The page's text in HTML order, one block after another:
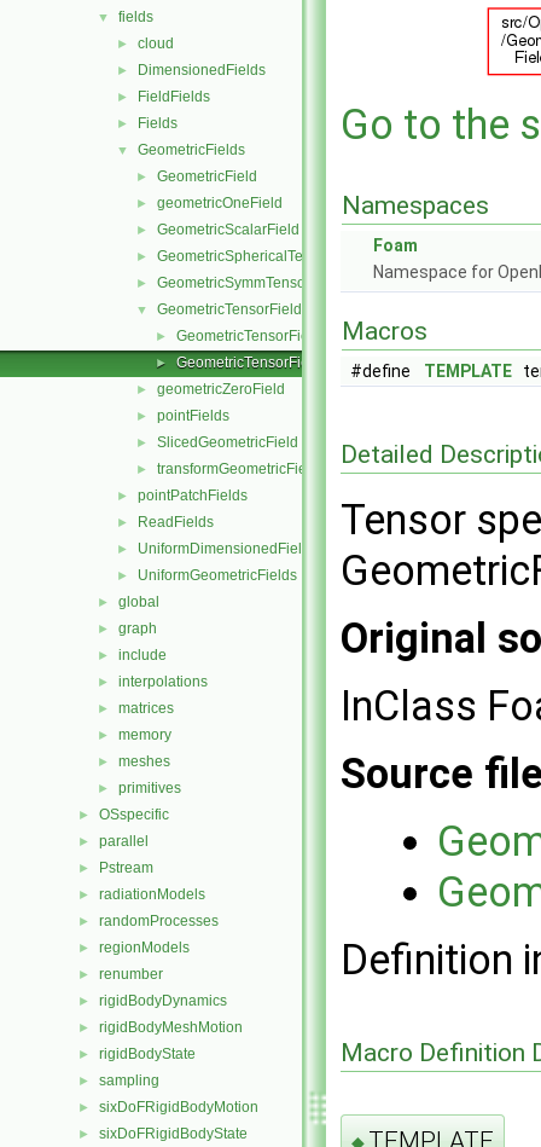
▼ fields
► cloud
► DimensionedFields
► FieldFields
► Fields
▼ GeometricFields
► GeometricField
► geometricOneField
► GeometricScalarField
► GeometricSphericalTensorField
► GeometricSymmTensorField
▼ GeometricTensorField
► GeometricTensorField.C
► GeometricTensorField.H
► geometricZeroField
► pointFields
► SlicedGeometricField
► transformGeometricField
► pointPatchFields
► ReadFields
► UniformDimensionedFields
► UniformGeometricFields
► global
► graph
► include
► interpolations
► matrices
► memory
► meshes
► primitives
► OSspecific
► parallel
► Pstream
► radiationModels
► randomProcesses
► regionModels
► renumber
► rigidBodyDynamics
► rigidBodyMeshMotion
► rigidBodyState
► sampling
► sixDoFRigidBodyMotion
► sixDoFRigidBodyState
Go to the
Namespaces
Foam
Namespace for
Macros
#define TEMPLATE
Detailed
Tensor
Original
InClass
Source
Definition
Macro Definition
◆ TEMPLATE